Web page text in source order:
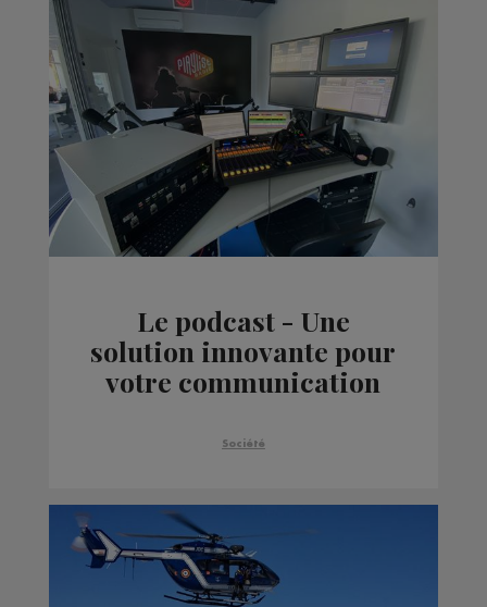
Le podcast - Une
solution innovante pour
votre communication
Société